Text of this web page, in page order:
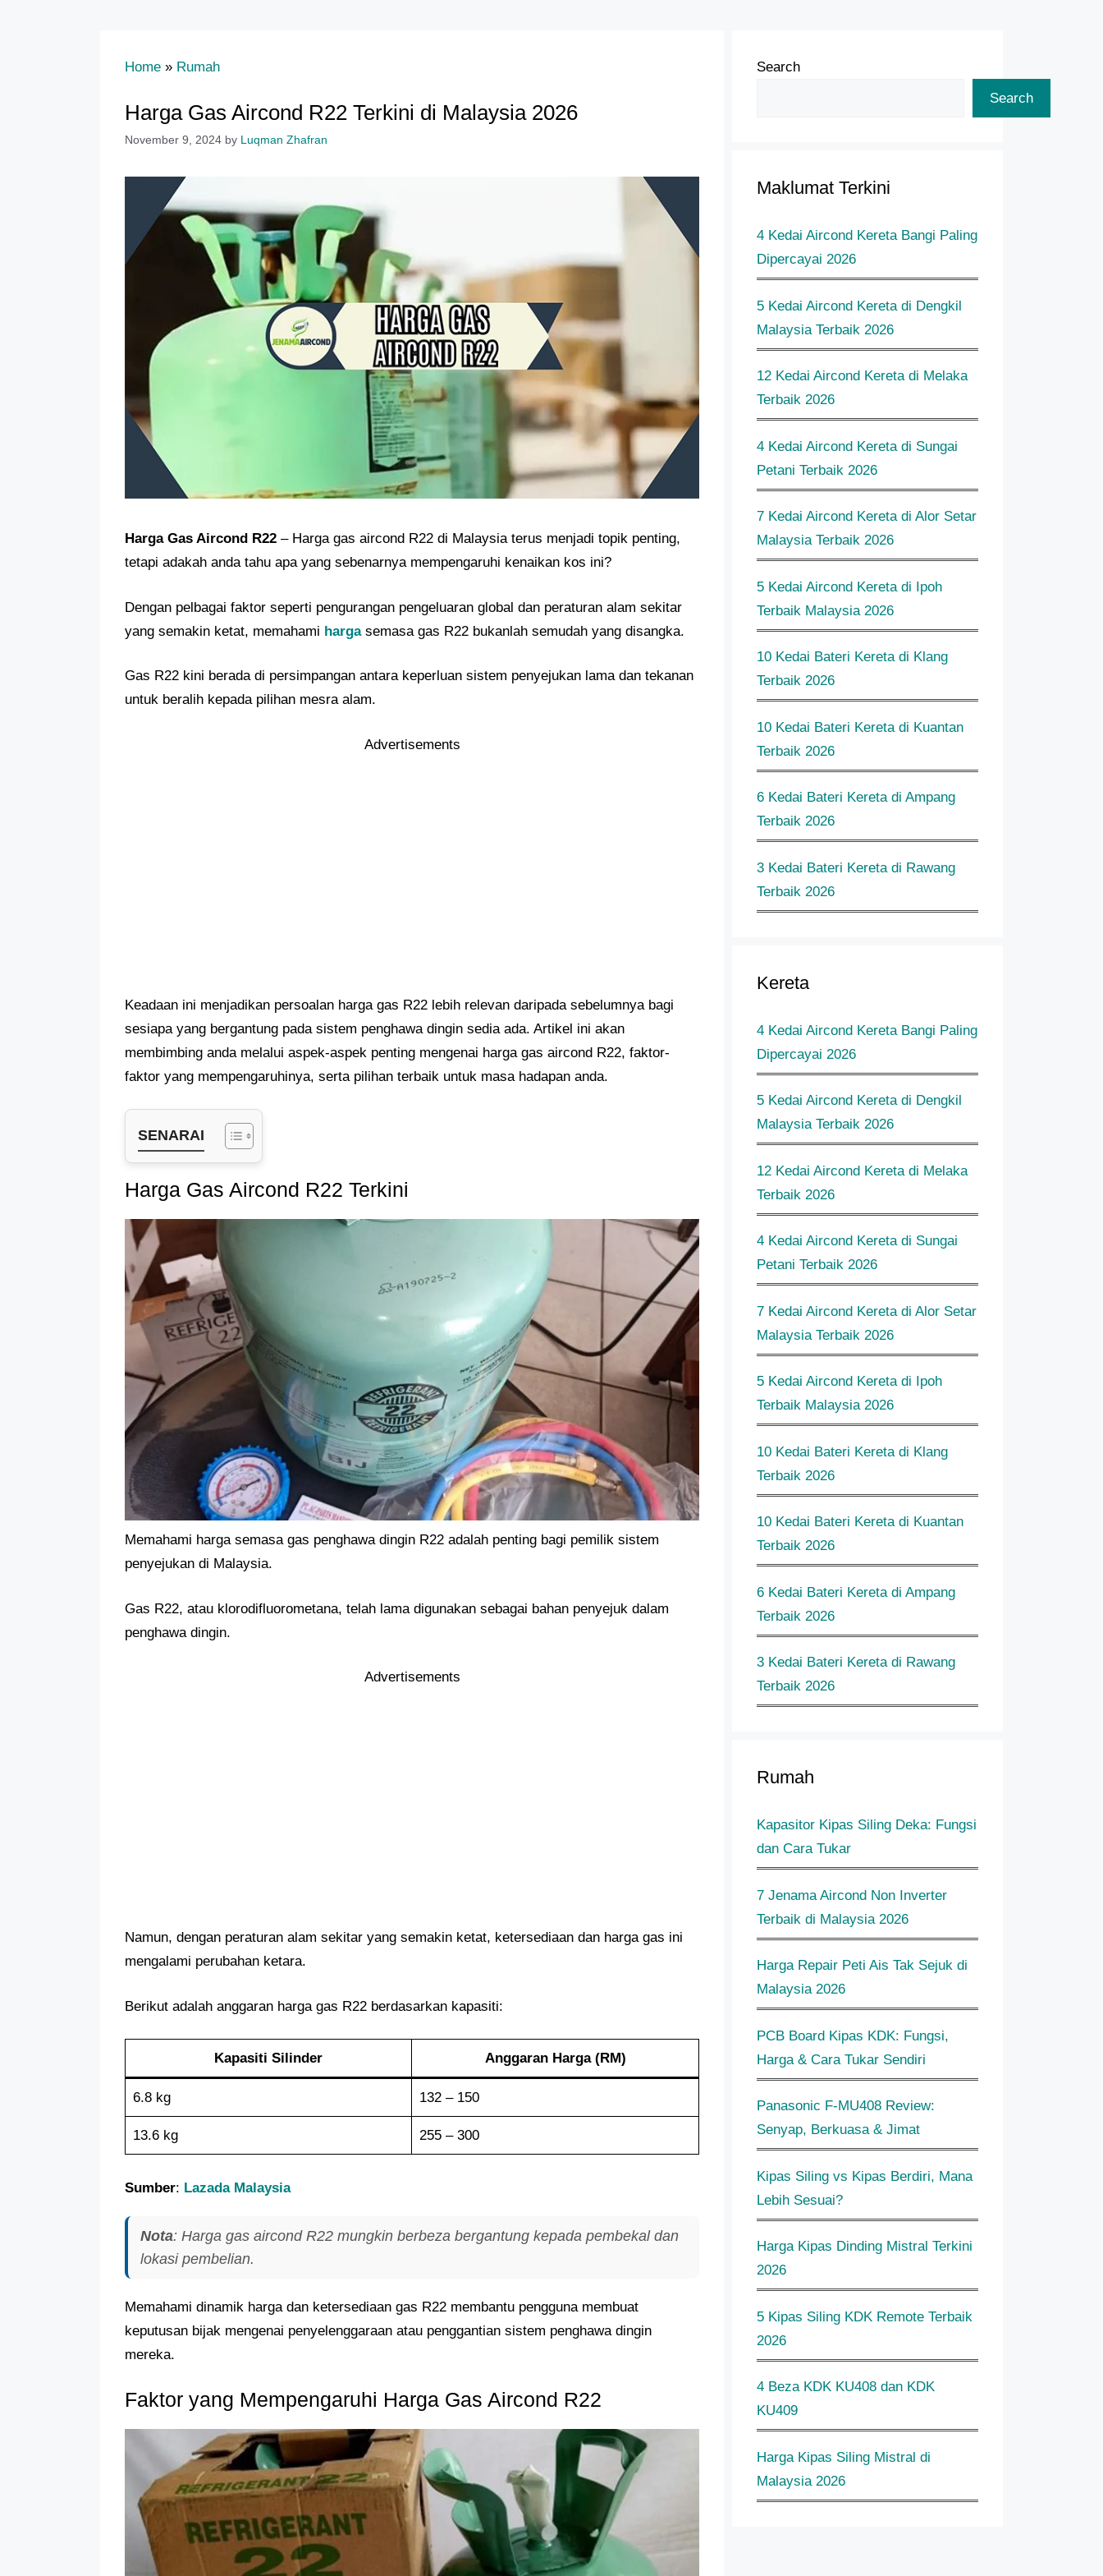
Home » Rumah
Harga Gas Aircond R22 Terkini di Malaysia 2026
November 9, 2024 by Luqman Zhafran
Harga Gas Aircond R22 – Harga gas aircond R22 di Malaysia terus menjadi topik penting,
tetapi adakah anda tahu apa yang sebenarnya mempengaruhi kenaikan kos ini?
Dengan pelbagai faktor seperti pengurangan pengeluaran global dan peraturan alam sekitar
yang semakin ketat, memahami hargasemasa gas R22 bukanlah semudah yang disangka.
Gas R22 kini berada di persimpangan antara keperluan sistem penyejukan lama dan tekanan
untuk beralih kepada pilihan mesra alam.
Advertisements
Keadaan ini menjadikan persoalan harga gas R22 lebih relevan daripada sebelumnya bagi
sesiapa yang bergantung pada sistem penghawa dingin sedia ada. Artikel ini akan
membimbing anda melalui aspek-aspek penting mengenai harga gas aircond R22, faktor-
faktor yang mempengaruhinya, serta pilihan terbaik untuk masa hadapan anda.
SENARAI
Harga Gas Aircond R22 Terkini
Memahami harga semasa gas penghawa dingin R22 adalah penting bagi pemilik sistem
penyejukan di Malaysia.
Gas R22, atau klorodifluorometana, telah lama digunakan sebagai bahan penyejuk dalam
penghawa dingin.
Advertisements
Namun, dengan peraturan alam sekitar yang semakin ketat, ketersediaan dan harga gas ini
mengalami perubahan ketara.
Berikut adalah anggaran harga gas R22 berdasarkan kapasiti:
Kapasiti Silinder Anggaran Harga (RM)
6.8 kg 132 – 150
13.6 kg 255 – 300
Sumber: Lazada Malaysia
Nota: Harga gas aircond R22 mungkin berbeza bergantung kepada pembekal dan
lokasi pembelian.
Memahami dinamik harga dan ketersediaan gas R22 membantu pengguna membuat
keputusan bijak mengenai penyelenggaraan atau penggantian sistem penghawa dingin
mereka.
Faktor yang Mempengaruhi Harga Gas Aircond R22
Search
Search
Maklumat Terkini
4 Kedai Aircond Kereta Bangi Paling
Dipercayai 2026
5 Kedai Aircond Kereta di Dengkil
Malaysia Terbaik 2026
12 Kedai Aircond Kereta di Melaka
Terbaik 2026
4 Kedai Aircond Kereta di Sungai
Petani Terbaik 2026
7 Kedai Aircond Kereta di Alor Setar
Malaysia Terbaik 2026
5 Kedai Aircond Kereta di Ipoh
Terbaik Malaysia 2026
10 Kedai Bateri Kereta di Klang
Terbaik 2026
10 Kedai Bateri Kereta di Kuantan
Terbaik 2026
6 Kedai Bateri Kereta di Ampang
Terbaik 2026
3 Kedai Bateri Kereta di Rawang
Terbaik 2026
Kereta
4 Kedai Aircond Kereta Bangi Paling
Dipercayai 2026
5 Kedai Aircond Kereta di Dengkil
Malaysia Terbaik 2026
12 Kedai Aircond Kereta di Melaka
Terbaik 2026
4 Kedai Aircond Kereta di Sungai
Petani Terbaik 2026
7 Kedai Aircond Kereta di Alor Setar
Malaysia Terbaik 2026
5 Kedai Aircond Kereta di Ipoh
Terbaik Malaysia 2026
10 Kedai Bateri Kereta di Klang
Terbaik 2026
10 Kedai Bateri Kereta di Kuantan
Terbaik 2026
6 Kedai Bateri Kereta di Ampang
Terbaik 2026
3 Kedai Bateri Kereta di Rawang
Terbaik 2026
Rumah
Kapasitor Kipas Siling Deka: Fungsi
dan Cara Tukar
7 Jenama Aircond Non Inverter
Terbaik di Malaysia 2026
Harga Repair Peti Ais Tak Sejuk di
Malaysia 2026
PCB Board Kipas KDK: Fungsi,
Harga & Cara Tukar Sendiri
Panasonic F-MU408 Review:
Senyap, Berkuasa & Jimat
Kipas Siling vs Kipas Berdiri, Mana
Lebih Sesuai?
Harga Kipas Dinding Mistral Terkini
2026
5 Kipas Siling KDK Remote Terbaik
2026
4 Beza KDK KU408 dan KDK
KU409
Harga Kipas Siling Mistral di
Malaysia 2026